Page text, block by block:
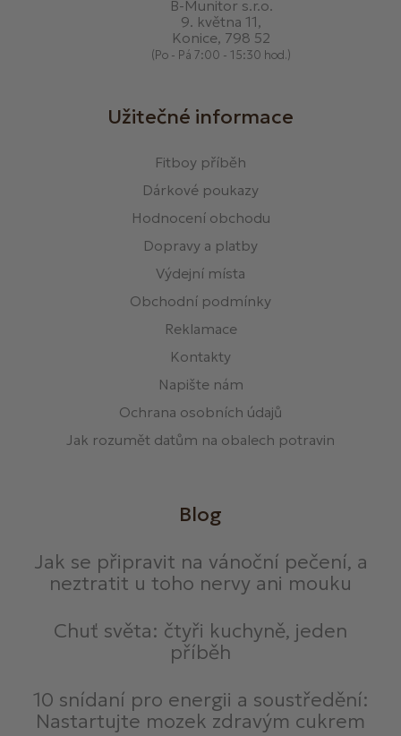
B-Munitor s.r.o.
9. května 11,
Konice, 798 52
(Po - Pá 7:00 - 15:30 hod.)
Užitečné informace
Fitboy příběh
Dárkové poukazy
Hodnocení obchodu
Dopravy a platby
Výdejní místa
Obchodní podmínky
Reklamace
Kontakty
Napište nám
Ochrana osobních údajů
Jak rozumět datům na obalech potravin
Blog
Jak se připravit na vánoční pečení, a
neztratit u toho nervy ani mouku
Chuť světa: čtyři kuchyně, jeden
příběh
10 snídaní pro energii a soustředění:
Nastartujte mozek zdravým cukrem